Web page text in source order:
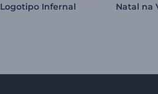
Logotipo Infernal Natal na